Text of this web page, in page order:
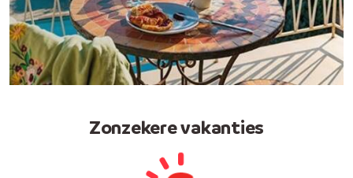
Zonzekere vakanties